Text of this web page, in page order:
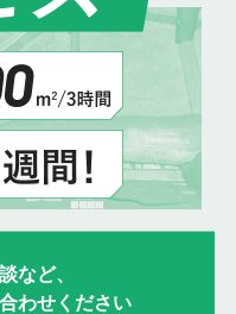
など、
わせください